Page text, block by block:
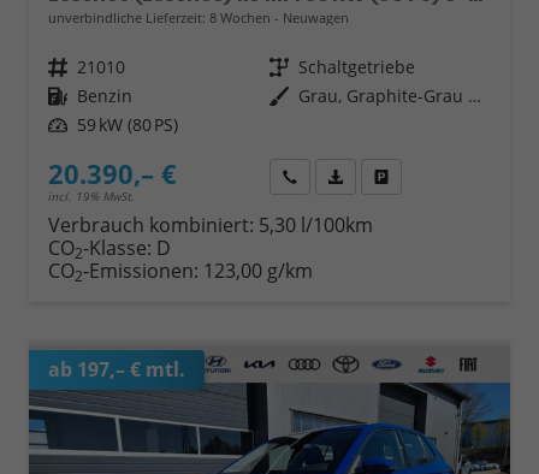
unverbindliche Lieferzeit: 8 Wochen Neuwagen
Fahrzeugnr. 21010 Getriebe Schaltgetriebe
Kraftstoff Benzin Außenfarbe
Grau, Graphite-Grau Metallic (5X)
Leistung 59 kW (80 PS)
20.390,– €
incl. 19% MwSt.
Wir rufen Sie anFahrzeugexposé (PDF)
Verbrauch kombiniert: 5,30 l/100km
CO2-Klasse: D
CO2-Emissionen: 123,00 g/km
ab 197,– € mtl.